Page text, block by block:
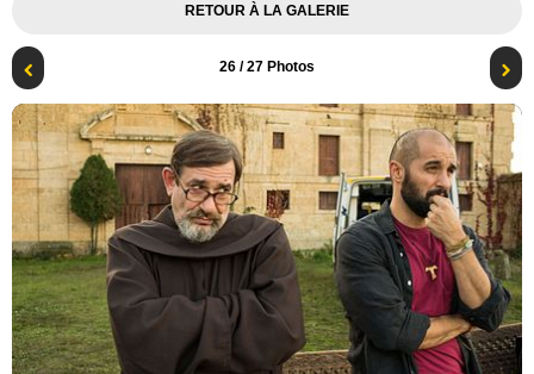
RETOUR À LA GALERIE
26 / 27 Photos